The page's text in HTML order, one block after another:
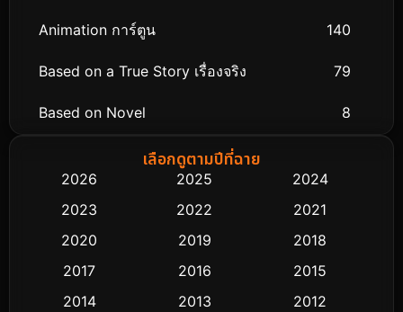
Animation การ์ตูน 140
Based on a True Story เรื่องจริง 79
Based on Novel 8
Biography ชีวิตจริง
Classic หนังคลาสสิก
Comedy ตลก 435
เลือกดูตามปีที่ฉาย
2026 2025
2024
2023
2022
2021
2020
2019
2018
2017
2016
2015
2014
2013
2012